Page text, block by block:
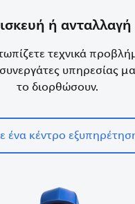
ή ανταλλαγή
τεχνικά
υπηρεσίας
το διορθώσουν.
ένα κέντρο